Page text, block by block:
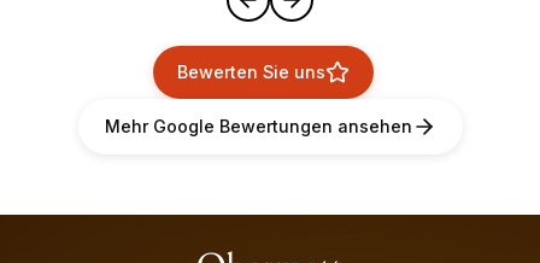
Bewerten Sie uns
Mehr Google Bewertungen ansehen